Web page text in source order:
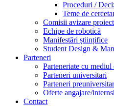
Proceduri /
Teme de
Comisii avizare
Echipe de robotică
Manifestări științifice
Student Design &
Parteneri
Parteneriate cu mediul
Parteneri universitari
Parteneri
Oferte angajare/
Contact